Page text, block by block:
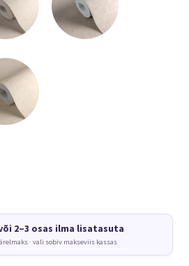
2–3 osas ilma lisatasuta
· vali sobiv makseviis kassas